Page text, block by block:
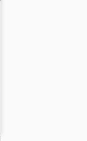
još slika